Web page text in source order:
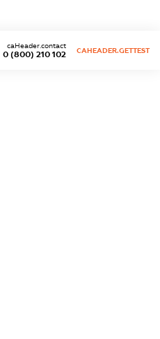
0 (800) 210 102
caHeader.contact
CAHEADER.GETTEST